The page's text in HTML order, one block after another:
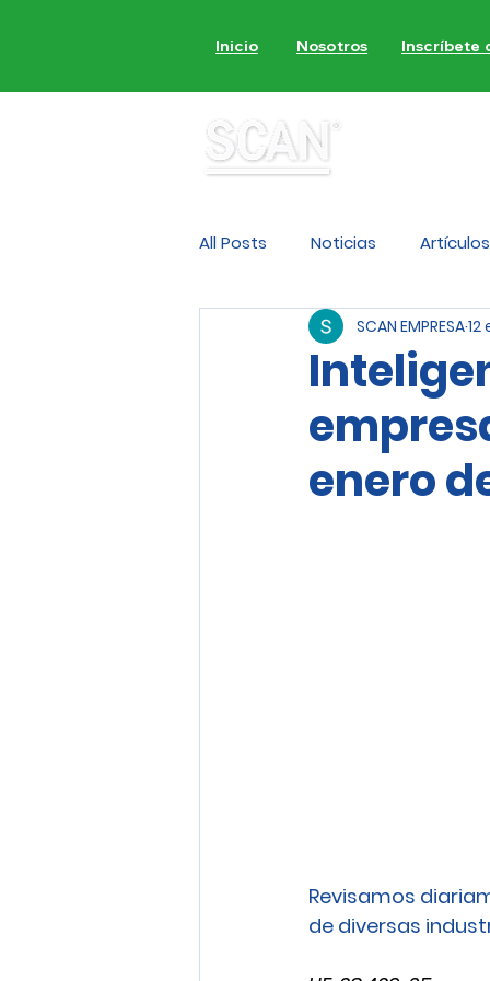
Inicio Nosotros Inscríbete
All Posts Noticias Artículos
enero
SCAN EMPRESA12
Revisamos
de diversas